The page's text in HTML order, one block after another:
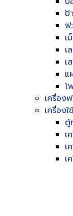
ป้
ฟิ
เ
เ
เ
แ
โ
เครื่อง
เครื่อง
ตู้
เ
เ
เ